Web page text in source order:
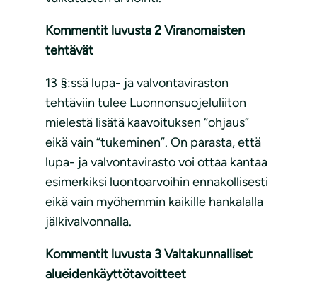
Kommentit luvusta 2 Viranomaisten
tehtävät
13 §:ssä lupa- ja valvontaviraston
tehtäviin tulee Luonnonsuojeluliiton
mielestä lisätä kaavoituksen “ohjaus”
eikä vain “tukeminen”. On parasta, että
lupa- ja valvontavirasto voi ottaa kantaa
esimerkiksi luontoarvoihin ennakollisesti
eikä vain myöhemmin kaikille hankalalla
jälkivalvonnalla.
Kommentit luvusta 3 Valtakunnalliset
alueidenkäyttötavoitteet